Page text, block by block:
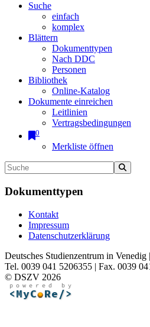
Suche
einfach
komplex
Blättern
Dokumenttypen
Nach DDC
Personen
Bibliothek
Online-Katalog
Dokumente einreichen
Leitlinien
Vertragsbedingungen
0
Merkliste öffnen
Dokumenttypen
Kontakt
Impressum
Datenschutzerklärung
Deutsches Studienzentrum in
Tel. 0039 041 5206355 | Fax. 0039
© DSZV 2026